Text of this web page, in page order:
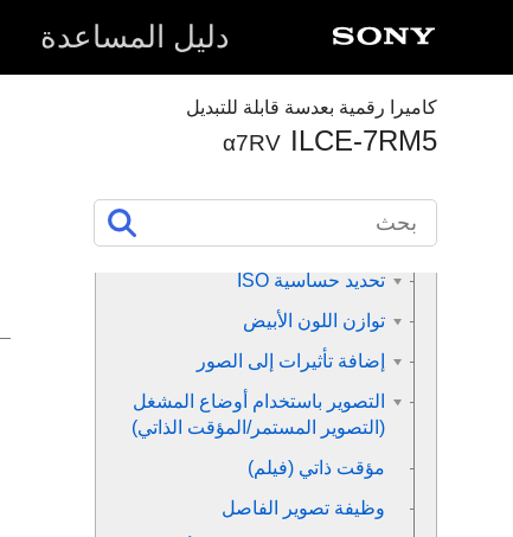
دليل المساعدة
كاميرا رقمية بعدسة قابلة للتبديل
ILCE-7RM5
α7RV
التعرف على الهدف
تعديل أوضاع التعريض الضوئي/
تحديد حساسية ISO
توازن اللون الأبيض
إضافة تأثيرات إلى الصور
التصوير باستخدام أوضاع المشغل
(التصوير المستمر/المؤقت الذاتي)
مؤقت ذاتي (فيلم)
وظيفة تصوير الفاصل